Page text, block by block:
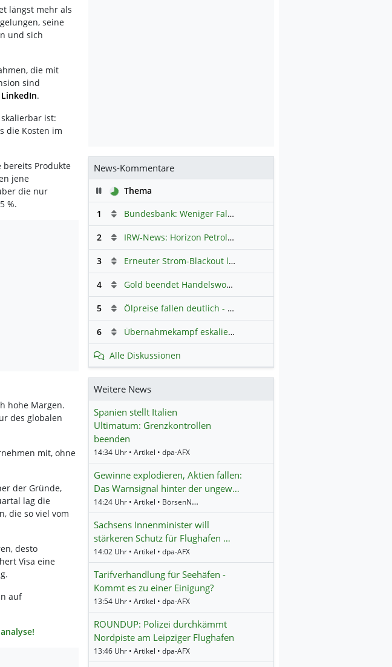
längst mehr als
seine
und sich
die mit
sind
LinkedIn.
ist:
die Kosten im
bereits Produkte
jene
die nur
%.
hohe Margen.
des globalen
mit, ohne
der Gründe,
lag die
die so viel vom
desto
Visa eine
auf
News-Kommentare
PauseThema
1
Bundesbank: Weniger Falschgeld in Deutschland
2 IRW-News: Horizon Petroleum Ltd. : Horizon Petroleum beginnt mit der Testförderung im Projekt Lachowice in Polen und schließt die Platzierung einer überzeichneten Wandelanleihe ab
3 Erneuter Strom-Blackout legt ganz Kuba lahm
4 Gold beendet Handelswoche mit Knall: Barrick Mining – Ist diese Aktie wieder ein Kauf?
5 Ölpreise fallen deutlich - Fortschritte zwischen USA und Iran belasten
6 Übernahmekampf eskaliert: Wird die Commerzbank italienisch?
Alle Diskussionen
Weitere News
Spanien stellt Italien
Ultimatum: Grenzkontrollen
beenden
14:34 Uhr • Artikel • dpa-AFX
Gewinne explodieren, Aktien fallen:
Das Warnsignal hinter der ungew…
14:24 Uhr • Artikel • BörsenNEWS.de
Sachsens Innenminister will
stärkeren Schutz für Flughafen …
14:02 Uhr • Artikel • dpa-AFX
Tarifverhandlung für Seehäfen -
Kommt es zu einer Einigung?
13:54 Uhr • Artikel • dpa-AFX
ROUNDUP: Polizei durchkämmt
Nordpiste am Leipziger Flughafen
13:46 Uhr • Artikel • dpa-AFX